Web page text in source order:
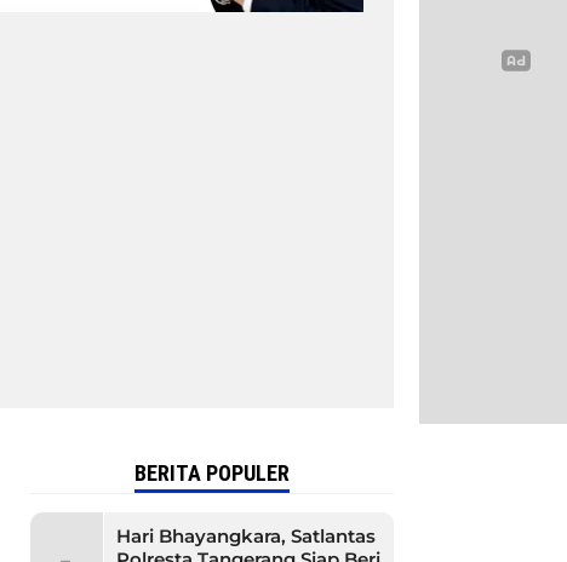
BERITA POPULER
Hari Bhayangkara, Satlantas